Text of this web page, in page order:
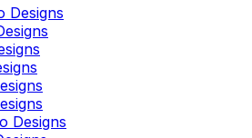
Designs
Designs